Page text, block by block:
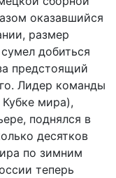
оказавшийся
размер
добиться
предстоящий
Лидер команды
мира),
поднялся в
десятков
по зимним
теперь